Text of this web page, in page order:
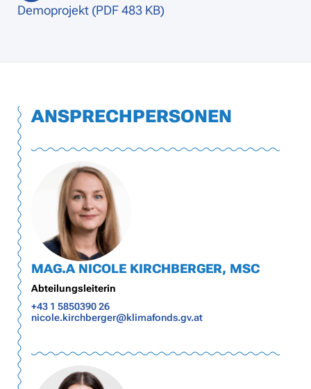
Demoprojekt (PDF 483 KB)
ANSPRECHPERSONEN
MAG.A NICOLE KIRCHBERGER, MSC
Abteilungsleiterin
+43 1 5850390 26
nicole.kirchberger@klimafonds.gv.at